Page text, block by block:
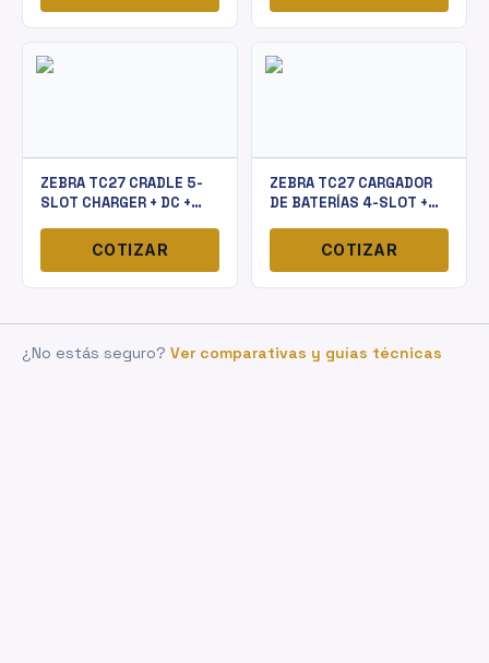
ZEBRA TC27 CRADLE 5-
SLOT CHARGER + DC +
COTIZAR
ZEBRA TC27 CARGADOR
DE BATERÍAS 4-SLOT +
COTIZAR
¿No estás seguro? Ver comparativas y guías técnicas